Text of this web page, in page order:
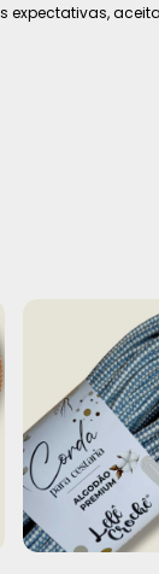
expectativas,